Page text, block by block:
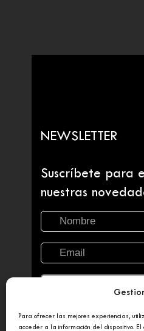
Para ofrecer las mejores experiencias,
acceder a la información del dispositivo. El
NEWSLETTER
Suscríbete para
nuestras